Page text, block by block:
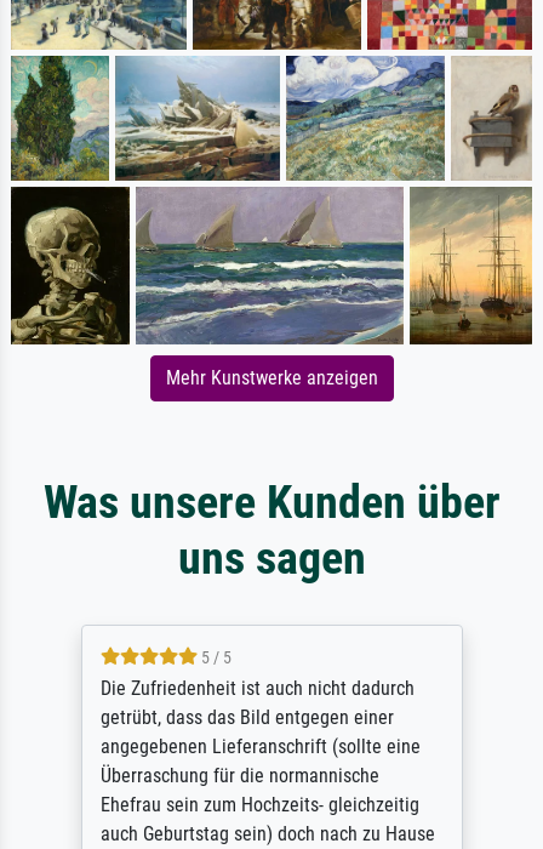
Mehr Kunstwerke anzeigen
Was unsere Kunden über
uns sagen
5 / 5
Die Zufriedenheit ist auch nicht dadurch
getrübt, dass das Bild entgegen einer
angegebenen Lieferanschrift (sollte eine
Überraschung für die normannische
Ehefrau sein zum Hochzeits- gleichzeitig
auch Geburtstag sein) doch nach zu Hause